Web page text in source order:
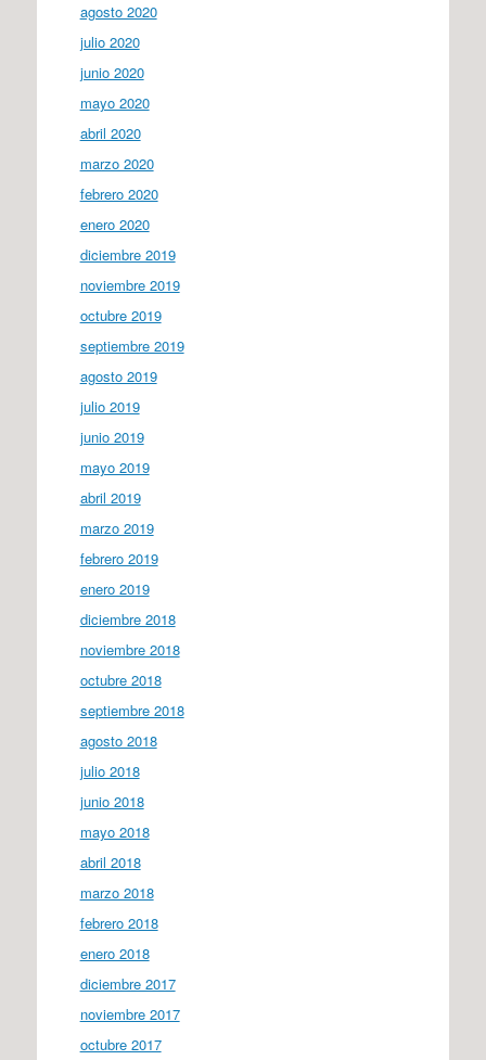
agosto 2020
julio 2020
junio 2020
mayo 2020
abril 2020
marzo 2020
febrero 2020
enero 2020
diciembre 2019
noviembre 2019
octubre 2019
septiembre 2019
agosto 2019
julio 2019
junio 2019
mayo 2019
abril 2019
marzo 2019
febrero 2019
enero 2019
diciembre 2018
noviembre 2018
octubre 2018
septiembre 2018
agosto 2018
julio 2018
junio 2018
mayo 2018
abril 2018
marzo 2018
febrero 2018
enero 2018
diciembre 2017
noviembre 2017
octubre 2017